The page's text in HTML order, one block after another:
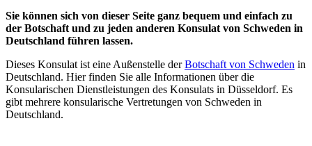
Sie können sich von dieser Seite ganz bequem und einfach zu
der Botschaft und zu jeden anderen Konsulat von Schweden in
Deutschland führen lassen.
Dieses Konsulat ist eine Außenstelle derBotschaft von Schweden in
Deutschland. Hier finden Sie alle Informationen über die
Konsularischen Dienstleistungen des Konsulats in Düsseldorf. Es
gibt mehrere konsularische Vertretungen von Schweden in
Deutschland.